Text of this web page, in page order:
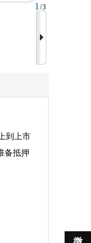
1 /3
到上市
备抵押